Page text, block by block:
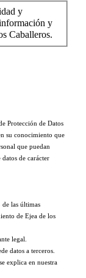
y
y
Caballeros.
Protección de Datos
su conocimiento que
que puedan
de carácter
las últimas
de Ejea de los
legal.
datos a terceros.
explica en nuestra